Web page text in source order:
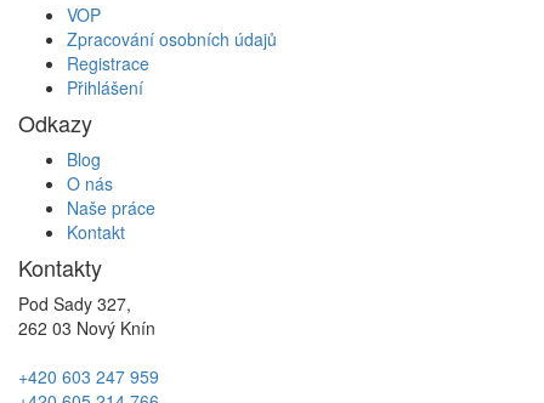
VOP
Zpracování osobních údajů
Registrace
Přihlášení
Odkazy
Blog
O nás
Naše práce
Kontakt
Kontakty
Pod Sady 327,
262 03 Nový Knín
+420 603 247 959